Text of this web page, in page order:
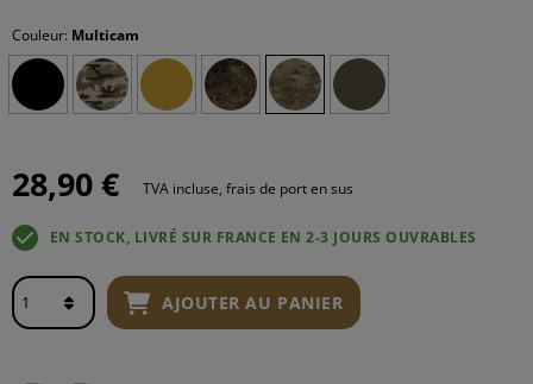
Couleur: Multicam
28,90 € TVA incluse, frais de port en sus
EN STOCK, LIVRÉ SUR FRANCE EN 2-3 JOURS OUVRABLES
AJOUTER AU PANIER